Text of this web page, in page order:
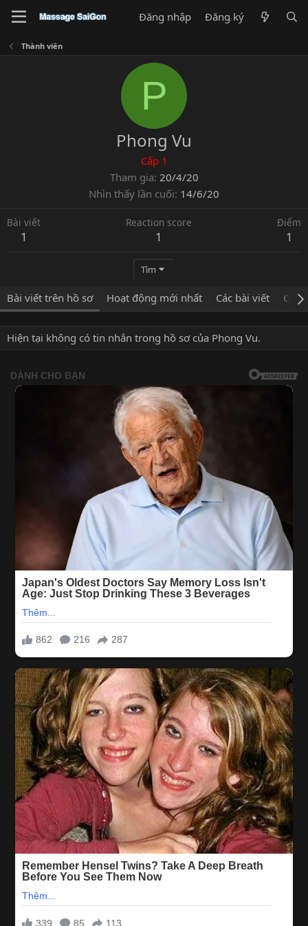
Đăng nhập Đăng ký
Thành viên
P
Phong Vu
Cấp 1
Tham gia 20/4/20
Nhìn thấy lần cuối 14/6/20
Bài viết
1
Reaction score
1
Điểm
1
Tìm
Bài viết trên hồ sơ Hoạt động mới nhất Các bài viết Giới
Hiện tại không có tin nhắn trong hồ sơ của Phong Vu.